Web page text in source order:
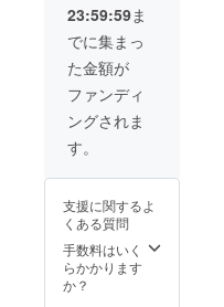
23:59:59ま
でに集まっ
た金額が
ファンディ
ングされま
す。
支援に関するよ
くある質問
手数料はいく
らかかります
か？